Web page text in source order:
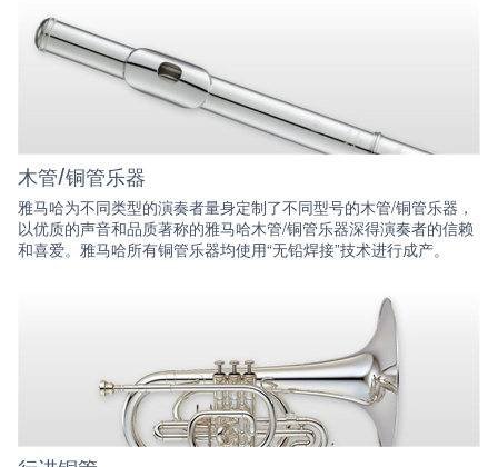
木管/铜管乐器
雅马哈为不同类型的演奏者量身定制了不同型号的木管/铜管乐器，
以优质的声音和品质著称的雅马哈木管/铜管乐器深得演奏者的信赖
和喜爱。雅马哈所有铜管乐器均使用“无铅焊接”技术进行成产。